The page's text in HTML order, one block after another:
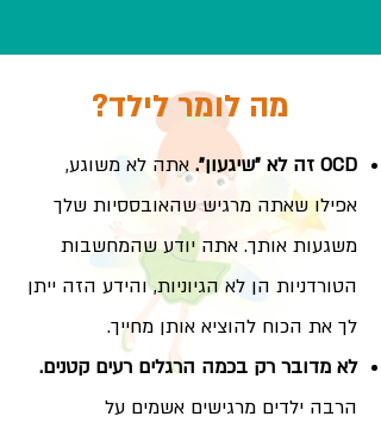
מה לומר לילד?
OCD זה לא "שיגעון".
אתה לא משוגע,
אפילו שאתה מרגיש שהאובססיות שלך
משגעות אותך. אתה יודע שהמחשבות
הטורדניות הן לא הגיוניות, והידע הזה ייתן
לך את הכוח להוציא אותן מחייך.
לא מדובר רק בכמה הרגלים רעים קטנים.
הרבה ילדים מרגישים אשמים על